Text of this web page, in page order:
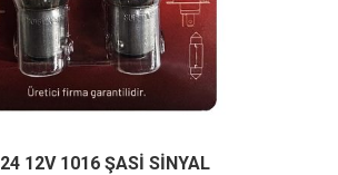
12V 1016 ŞASİ SİNYAL